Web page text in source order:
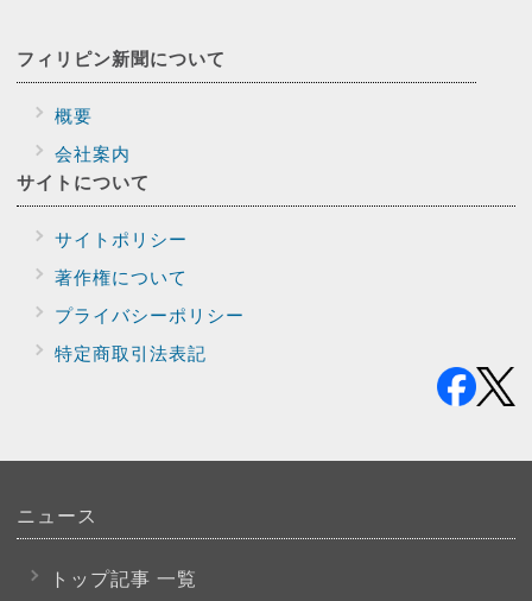
フィリピン新聞について
概要
会社案内
サイトについて
サイトポリシー
著作権について
プライバシーポリシー
特定商取引法表記
ニュース
トップ記事 一覧